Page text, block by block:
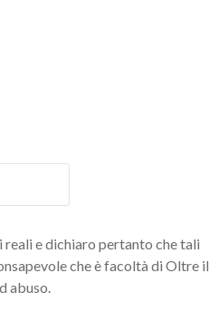
e dichiaro pertanto che tali
che è facoltà di Oltre il
abuso.